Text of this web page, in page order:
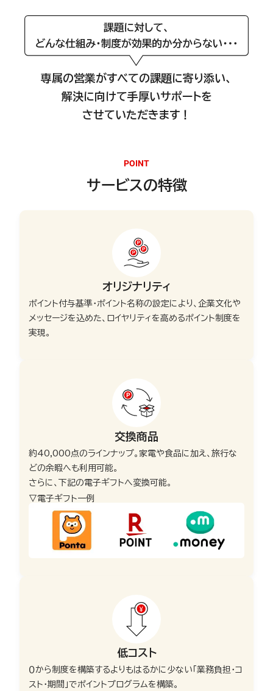
専属の営業がすべての課題に寄り添い、
解決に向けて手厚いサポートを
させていただきます！
POINT
サービスの特徴
オリジナリティ
ポイント付与基準・ポイント名称の設定により、企業文化や
メッセージを込めた、ロイヤリティを高めるポイント制度を
実現。
交換商品
約40,000点のラインナップ。家電や食品に加え、旅行な
どの余暇へも利用可能。
さらに、下記の電子ギフトへ変換可能。
▽電子ギフト一例
低コスト
０から制度を構築するよりもはるかに少ない「業務負担・コ
スト・期間」でポイントプログラムを構築。